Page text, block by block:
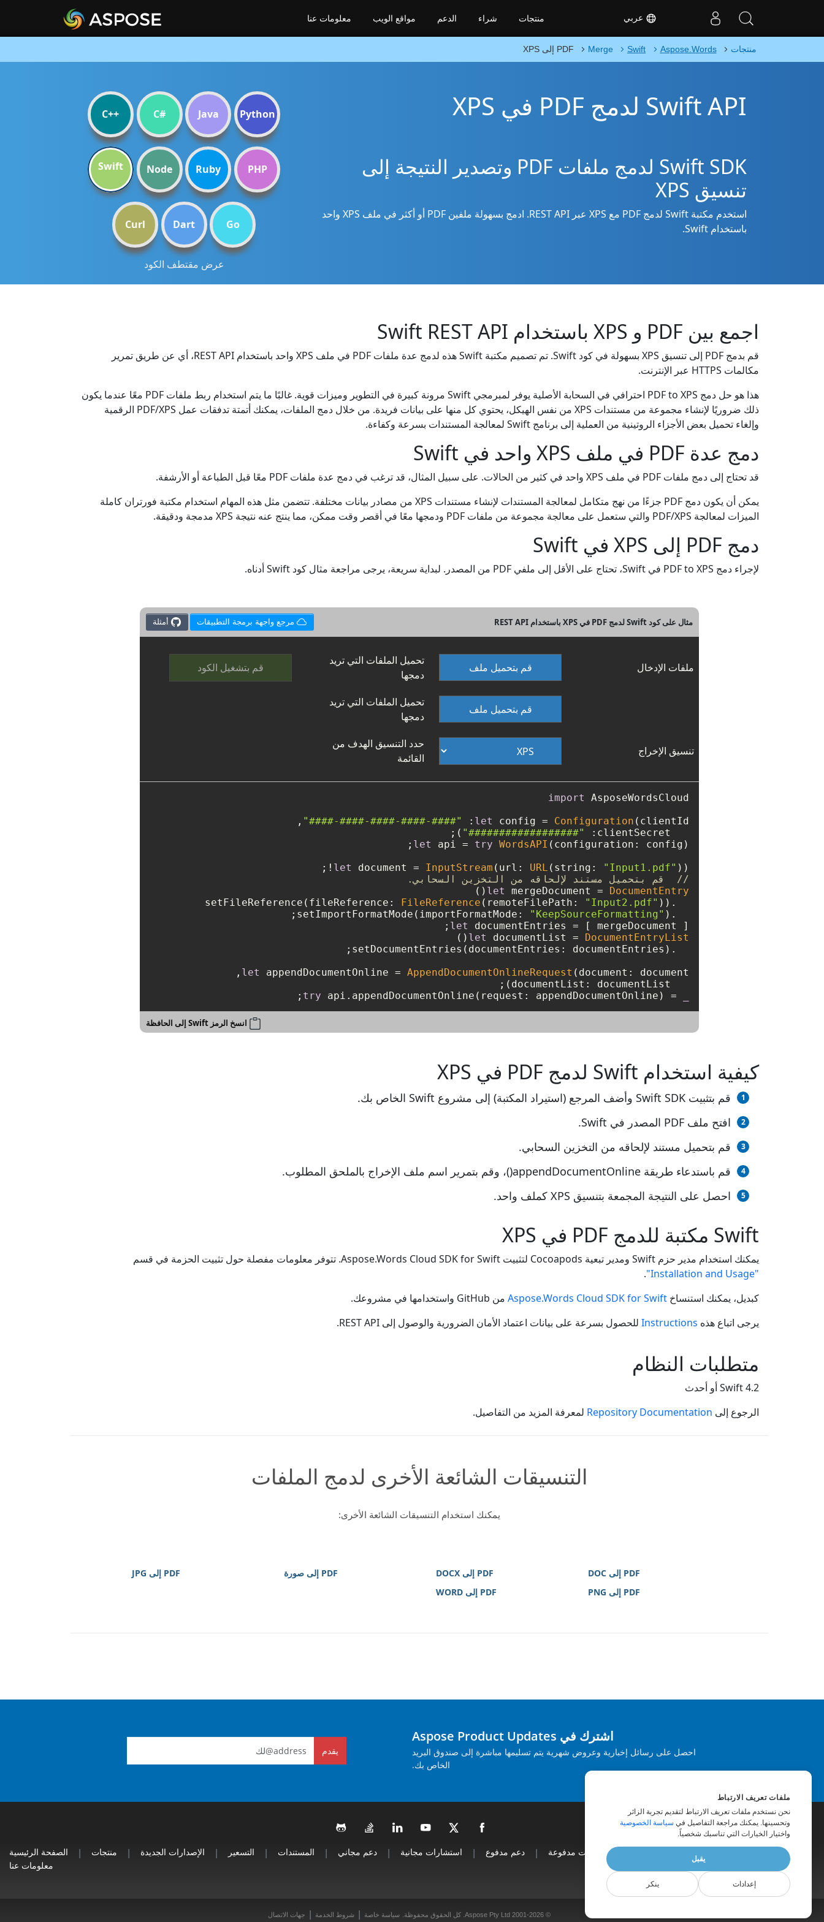
منتجات Aspose.Words
Swift
Merge PDF إلى XPS
Swift API لدمج PDF في XPS
Swift SDK لدمج ملفات PDF وتصدير النتيجة إلى
تنسيق XPS
استخدم مكتبة Swift لدمج PDF مع XPS عبر REST API. ادمج بسهولة ملفين PDF أو أكثر في ملف XPS واحد
باستخدام Swift.
Python
Java
C#
C++
PHP
Ruby
Node
Swift
Go
Dart
Curl
عرض مقتطف الكود
اجمع بين PDF و XPS باستخدام Swift REST API
قم بدمج PDF إلى تنسيق XPS بسهولة في كود Swift. تم تصميم مكتبة Swift هذه لدمج عدة ملفات PDF في ملف XPS واحد باستخدام REST API، أي عن طريق تمرير
مكالمات HTTPS عبر الإنترنت.
هذا هو حل دمج PDF to XPS احترافي في السحابة الأصلية يوفر لمبرمجي Swift مرونة كبيرة في التطوير وميزات قوية. غالبًا ما يتم استخدام ربط ملفات PDF معًا عندما يكون
ذلك ضروريًا لإنشاء مجموعة من مستندات XPS من نفس الهيكل، يحتوي كل منها على بيانات فريدة. من خلال دمج الملفات، يمكنك أتمتة تدفقات عمل PDF/XPS الرقمية
وإلغاء تحميل بعض الأجزاء الروتينية من العملية إلى برنامج Swift لمعالجة المستندات بسرعة وكفاءة.
دمج عدة PDF في ملف XPS واحد في Swift
قد تحتاج إلى دمج ملفات PDF في ملف XPS واحد في كثير من الحالات. على سبيل المثال، قد ترغب في دمج عدة ملفات PDF معًا قبل الطباعة أو الأرشفة.
يمكن أن يكون دمج PDF جزءًا من نهج متكامل لمعالجة المستندات لإنشاء مستندات XPS من مصادر بيانات مختلفة. تتضمن مثل هذه المهام استخدام مكتبة فورتران كاملة
الميزات لمعالجة PDF/XPS والتي ستعمل على معالجة مجموعة من ملفات PDF ودمجها معًا في أقصر وقت ممكن، مما ينتج عنه نتيجة XPS مدمجة ودقيقة.
دمج PDF إلى XPS في Swift
لإجراء دمج PDF to XPS في Swift، تحتاج على الأقل إلى ملفي PDF من المصدر. لبداية سريعة، يرجى مراجعة مثال كود Swift أدناه.
مثال على كود Swift لدمج PDF في XPS باستخدام REST API مرجع واجهة برمجة التطبيقات أمثلة
ملفات الإدخال قم بتحميل ملف
تحميل الملفات التي تريد
دمجها
قم بتشغيل الكود
قم بتحميل ملف
تحميل الملفات التي تريد
دمجها
تنسيق الإخراج
حدد التنسيق الهدف من
القائمة
import
let
config = Configuration (clientId:
"####-####-####-####-####"
"##################"
);
let
api = try WordsAPI
let
document = InputStream (url: URL (string: "Input1.pdf" ))
!
;
//  قم بتحميل مستند لإلحاقه من التخزين السحابي.
let
mergeDocument = DocumentEntry
  .setFileReference(fileReference:
FileReference (remoteFilePath: "Input2.pdf"
  .setImportFormatMode(importFormatMode:
"KeepSourceFormatting" );
let
documentEntries = [ mergeDocument ];
let
documentList = DocumentEntryList
let
appendDocumentOnline = AppendDocumentOnlineRequest
=
try api.appendDocumentOnline(request: appendDocumentOnline);
انسخ الرمز Swift إلى الحافظة
كيفية استخدام Swift لدمج PDF في XPS
قم بتثبيت Swift SDK وأضف المرجع (استيراد المكتبة) إلى مشروع Swift الخاص بك.
افتح ملف PDF المصدر في Swift.
قم بتحميل مستند لإلحاقه من التخزين السحابي.
قم باستدعاء طريقة appendDocumentOnline()، وقم بتمرير اسم ملف الإخراج بالملحق المطلوب.
احصل على النتيجة المجمعة بتنسيق XPS كملف واحد.
Swift مكتبة للدمج PDF في XPS
يمكنك استخدام مدير حزم Swift ومدير تبعية Cocoapods لتثبيت Aspose.Words Cloud SDK for Swift. تتوفر معلومات مفصلة حول تثبيت الحزمة في قسم
"Installation and Usage"
.
كبديل، يمكنك استنساخ Aspose.Words Cloud SDK for Swift من GitHub واستخدامها في مشروعك.
يرجى اتباع هذه Instructions للحصول بسرعة على بيانات اعتماد الأمان الضرورية والوصول إلى REST API.
متطلبات النظام
Swift 4.2 أو أحدث
الرجوع إلى Repository Documentation لمعرفة المزيد من التفاصيل.
التنسيقات الشائعة الأخرى لدمج الملفات
يمكنك استخدام التنسيقات الشائعة الأخرى:
PDF إلى DOC PDF إلى DOCX PDF إلى صورة
PDF إلى JPG
PDF إلى PNG
PDF إلى WORD
عربي منتجات شراء الدعم مواقع الويب معلومات عنا
اشترك في Aspose Product Updates
احصل على رسائل إخبارية وعروض شهرية يتم تسليمها مباشرة إلى صندوق البريد
الخاص بك.
يقدم
الصفحة الرئيسية | منتجات | الإصدارات الجديدة | التسعير | المستندات | دعم مجاني | استشارات مجانية | دعم مدفوع | استشارات مدفوعة
معلومات عنا
© Aspose Pty Ltd 2001-2026. كل الحقوق محفوظة. سياسة خاصة | شروط الخدمة | جهات الاتصال
ملفات تعريف الارتباط
نحن نستخدم ملفات تعريف الارتباط لتقديم تجربة الزائر
وتحسينها. يمكنك مراجعة التفاصيل في سياسة الخصوصية
واختيار الخيارات التي تناسبك شخصياً.
يقبل
إعدادات ينكر